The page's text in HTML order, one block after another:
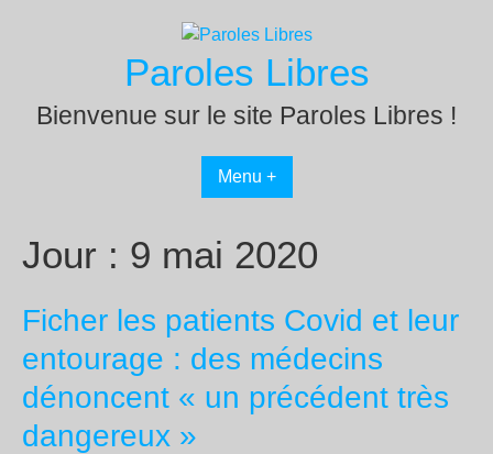
Paroles Libres
Bienvenue sur le site Paroles Libres !
Menu +
Jour : 9 mai 2020
Ficher les patients Covid et leur
entourage : des médecins
dénoncent « un précédent très
dangereux »